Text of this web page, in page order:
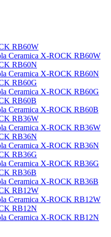
Ceramica X-ROCK RB60W
Ceramica X-ROCK RB60N
Ceramica X-ROCK RB60G
Ceramica X-ROCK RB60B
Ceramica X-ROCK RB36W
Ceramica X-ROCK RB36N
Ceramica X-ROCK RB36G
Ceramica X-ROCK RB36B
Ceramica X-ROCK RB12W
Ceramica X-ROCK RB12N